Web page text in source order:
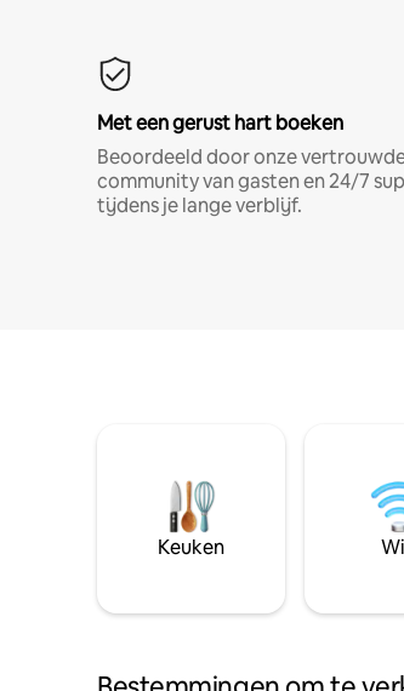
Met een gerust hart boeken
Beoordeeld door onze
community van gasten en 24/7
tijdens je lange verblijf.
Keuken